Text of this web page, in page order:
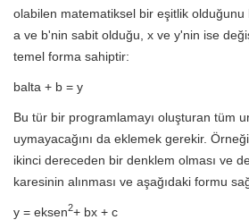
olabilen matematiksel bir eşitlik olduğunu
a ve b'nin sabit olduğu, x ve y'nin ise
temel forma sahiptir:
balta + b = y
Bu tür bir programlamayı oluşturan tüm
uymayacağını da eklemek gerekir.
ikinci dereceden bir denklem olması ve
karesinin alınması ve aşağıdaki formu
y = eksen2+ bx + c